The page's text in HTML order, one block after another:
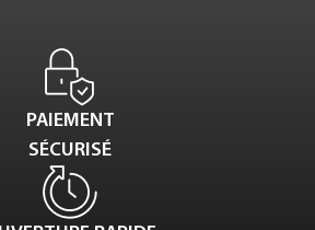
PAIEMENT
SÉCURISÉ